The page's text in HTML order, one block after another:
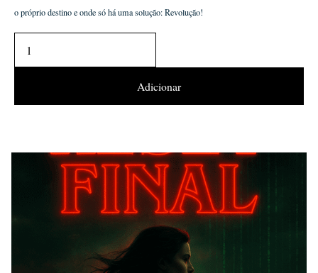
o próprio destino e onde só há uma solução: Revolução!
Adicionar